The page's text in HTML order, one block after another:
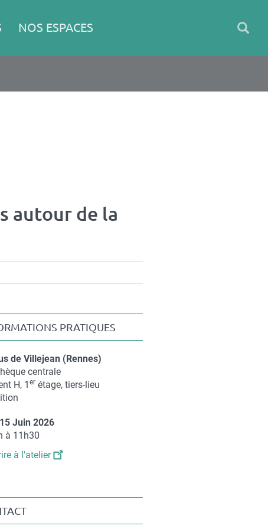
NOS ESPACES
autour de la
PRATIQUES
de Villejean (Rennes)
centrale
H, 1er étage, tiers-lieu
Juin 2026
à 11h30
à l'atelier